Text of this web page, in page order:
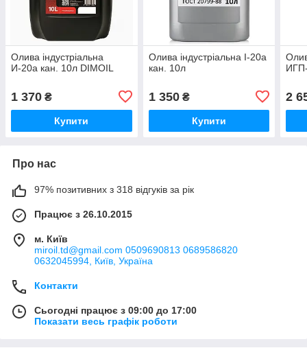
Олива індустріальна
И-20а кан. 10л DIMOIL
1 370 ₴
Купити
Олива індустріальна І-20а
кан. 10л
1 350₴
Купити
2
Про нас
97% позитивних з 318 відгуків за рік
Працює з 26.10.2015
м. Київ
miroil.td@gmail.com 0509690813 0689586820
0632045994, Київ, Україна
Контакти
Сьогодні працює з 09:00 до 17:00
Показати весь графік роботи